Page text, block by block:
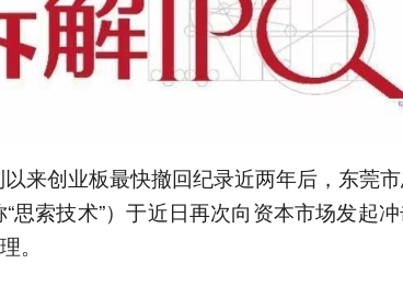
来创业板最快撤回纪录近两年后，东莞
思索技术”）于近日再次向资本市场发起
。